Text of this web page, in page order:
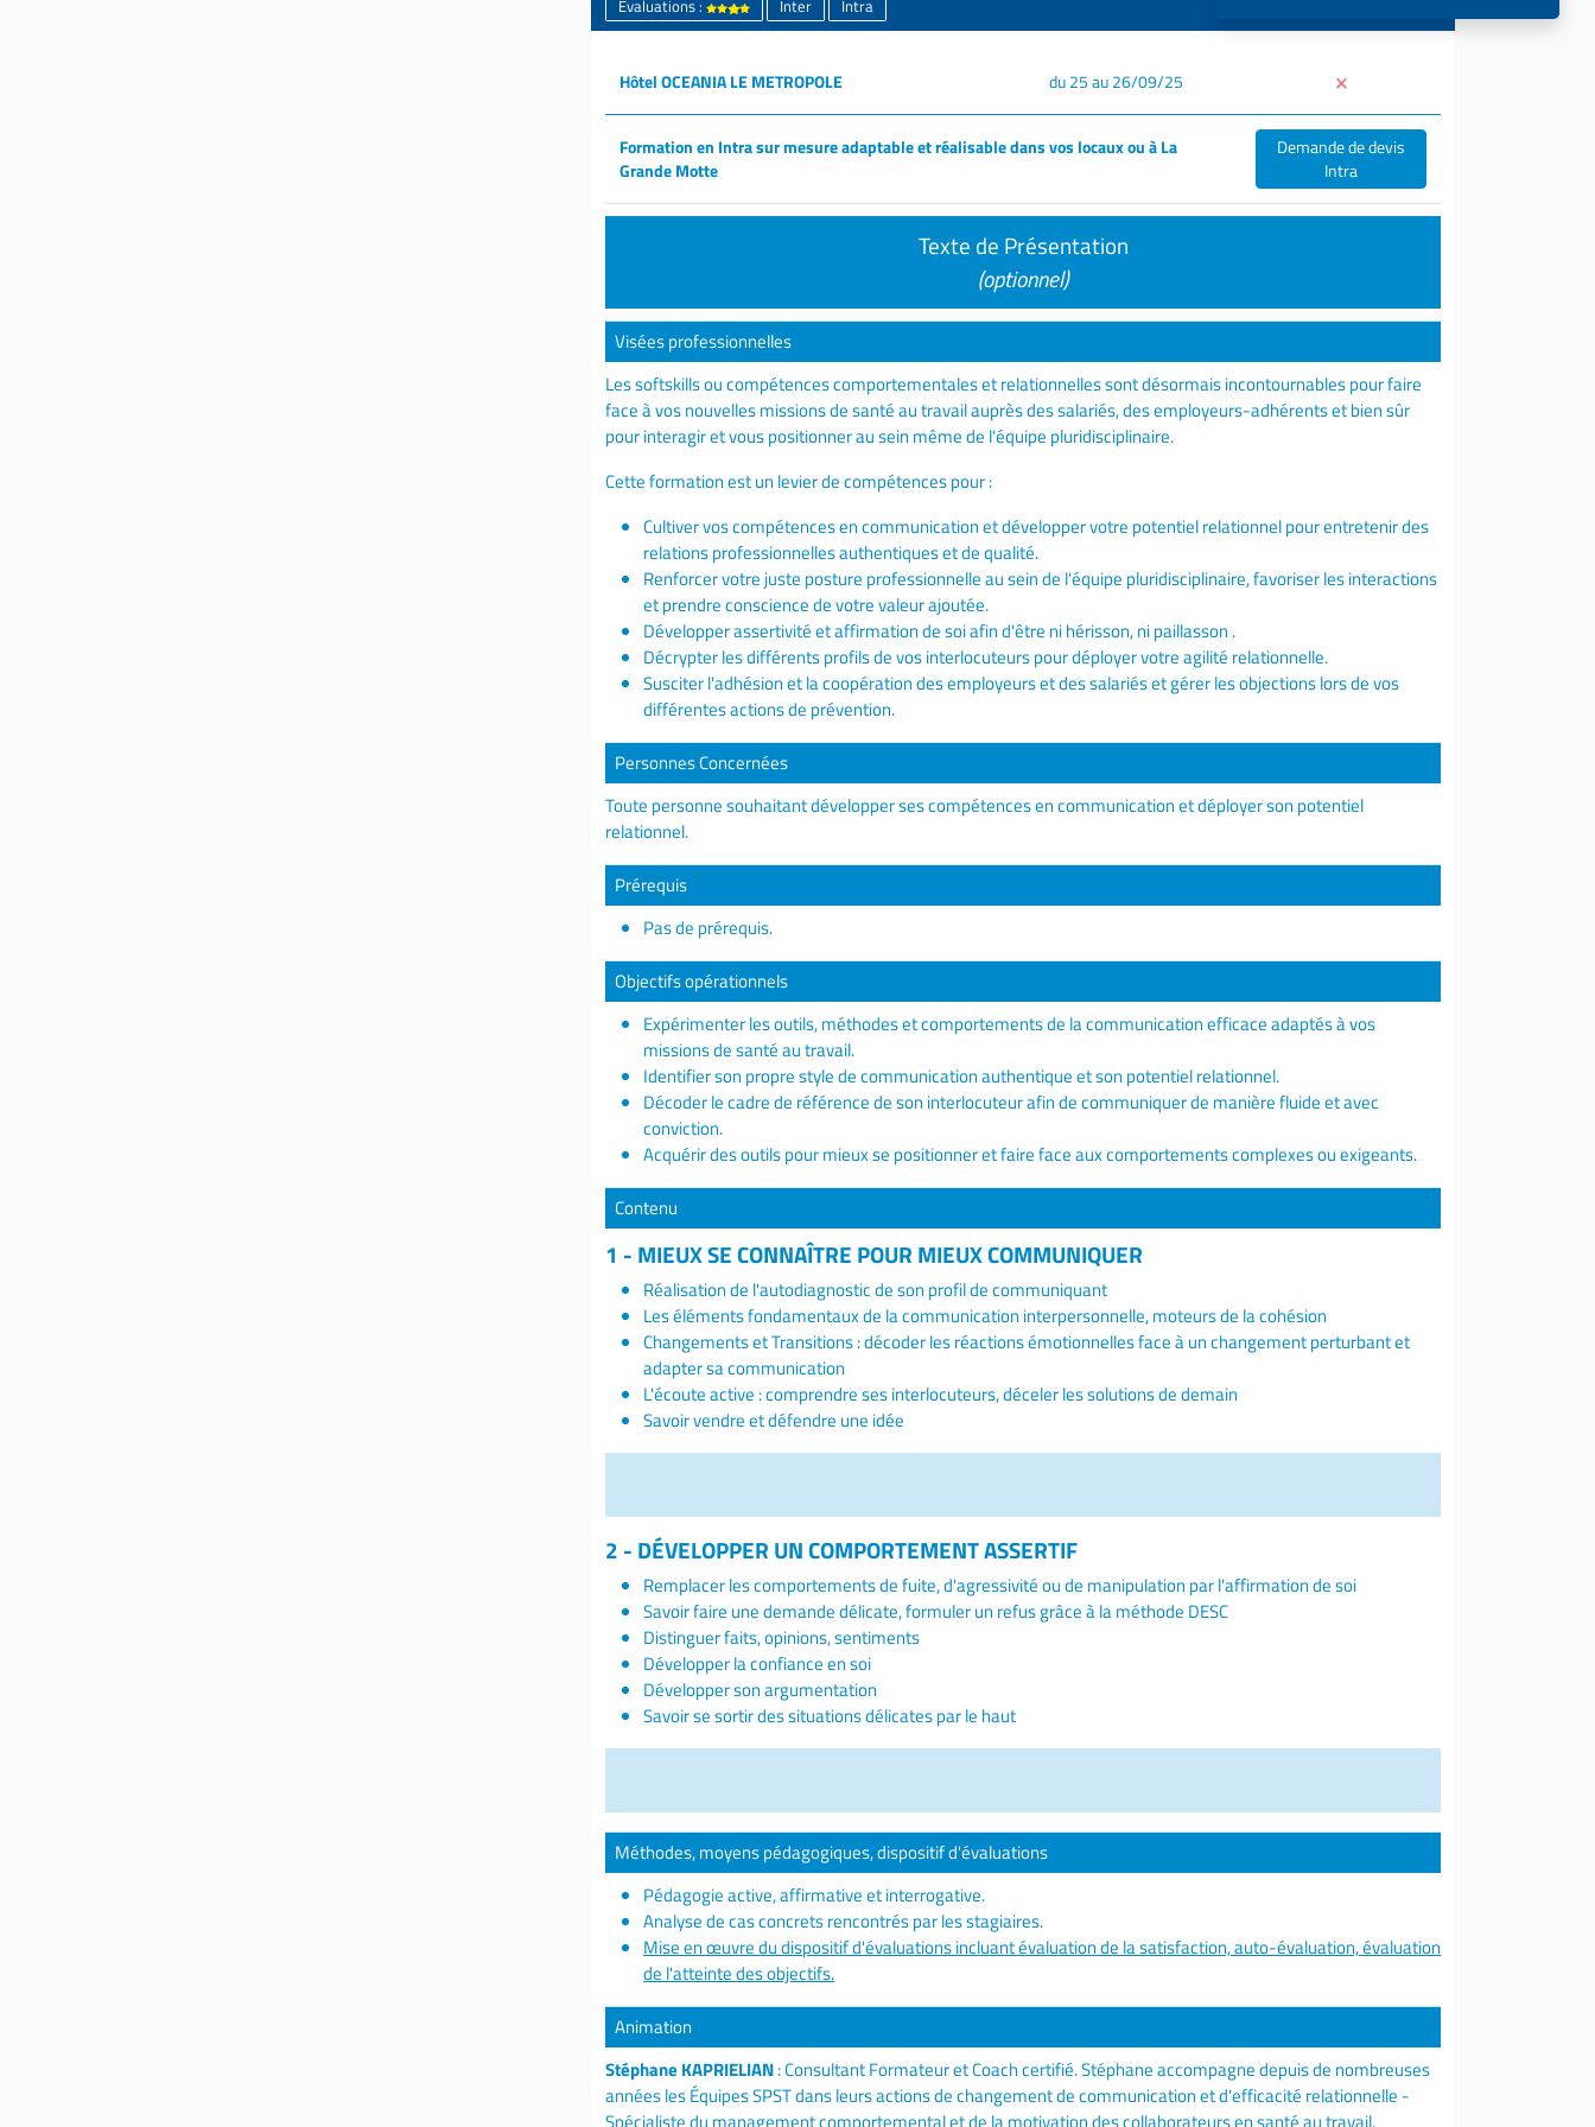
Évaluations : Inter Intra
Hôtel OCEANIA LE METROPOLE du 25 au 26/09/25
Formation en Intra sur mesure adaptable et réalisable dans vos locaux ou à La
Grande Motte
Demande de devis
Intra
Texte de Présentation
(optionnel)
Visées professionnelles
Les softskills ou compétences comportementales et relationnelles sont désormais incontournables pour faire
face à vos nouvelles missions de santé au travail auprès des salariés, des employeurs-adhérents et bien sûr
pour interagir et vous positionner au sein même de l'équipe pluridisciplinaire.
Cette formation est un levier de compétences pour :
Cultiver vos compétences en communication et développer votre potentiel relationnel pour entretenir des
relations professionnelles authentiques et de qualité.
Renforcer votre juste posture professionnelle au sein de l'équipe pluridisciplinaire, favoriser les interactions
et prendre conscience de votre valeur ajoutée.
Développer assertivité et affirmation de soi afin d'être ni hérisson, ni paillasson .
Décrypter les différents profils de vos interlocuteurs pour déployer votre agilité relationnelle.
Susciter l'adhésion et la coopération des employeurs et des salariés et gérer les objections lors de vos
différentes actions de prévention.
Personnes Concernées
Toute personne souhaitant développer ses compétences en communication et déployer son potentiel
relationnel.
Prérequis
Pas de prérequis.
Objectifs opérationnels
Expérimenter les outils, méthodes et comportements de la communication efficace adaptés à vos
missions de santé au travail.
Identifier son propre style de communication authentique et son potentiel relationnel.
Décoder le cadre de référence de son interlocuteur afin de communiquer de manière fluide et avec
conviction.
Acquérir des outils pour mieux se positionner et faire face aux comportements complexes ou exigeants.
Contenu
1 - MIEUX SE CONNAÎTRE POUR MIEUX COMMUNIQUER
Réalisation de l'autodiagnostic de son profil de communiquant
Les éléments fondamentaux de la communication interpersonnelle, moteurs de la cohésion
Changements et Transitions : décoder les réactions émotionnelles face à un changement perturbant et
adapter sa communication
L'écoute active : comprendre ses interlocuteurs, déceler les solutions de demain
Savoir vendre et défendre une idée
2 - DÉVELOPPER UN COMPORTEMENT ASSERTIF
Remplacer les comportements de fuite, d'agressivité ou de manipulation par l'affirmation de soi
Savoir faire une demande délicate, formuler un refus grâce à la méthode DESC
Distinguer faits, opinions, sentiments
Développer la confiance en soi
Développer son argumentation
Savoir se sortir des situations délicates par le haut
Méthodes, moyens pédagogiques, dispositif d'évaluations
Pédagogie active, affirmative et interrogative.
Analyse de cas concrets rencontrés par les stagiaires.
Mise en œuvre du dispositif d'évaluations incluant évaluation de la satisfaction, auto-évaluation, évaluation
de l'atteinte des objectifs.
Animation
Stéphane KAPRIELIAN: Consultant Formateur et Coach certifié. Stéphane accompagne depuis de nombreuses
années les Équipes SPST dans leurs actions de changement de communication et d'efficacité relationnelle -